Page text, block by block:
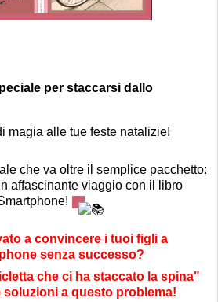
per staccarsi dallo
magia alle tue feste natalizie!
che va oltre il semplice pacchetto:
affascinante viaggio con il libro
a convincere i tuoi figli a
senza successo?
che ci ha staccato la spina"
a questo problema!